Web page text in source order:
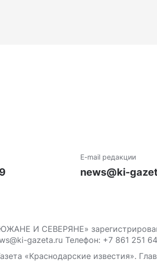
E-mail редакции
news@ki-
И СЕВЕРЯНЕ»
gazeta.ru Телефон: +7 861 251
«Краснодарские известия».